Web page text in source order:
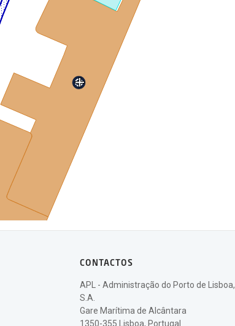
CONTACTOS
APL - Administração do Porto de Lisboa,
S.A.
Gare Marítima de Alcântara
1350-355 Lisboa, Portugal